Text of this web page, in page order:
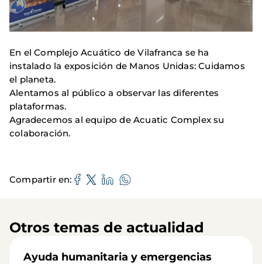
En el Complejo Acuático de Vilafranca se ha
instalado la exposición de Manos Unidas: Cuidamos
el planeta.
Alentamos al público a observar las diferentes
plataformas.
Agradecemos al equipo de Acuatic Complex su
colaboración.
Compartir en
Otros temas de actualidad
Ayuda humanitaria y emergencias